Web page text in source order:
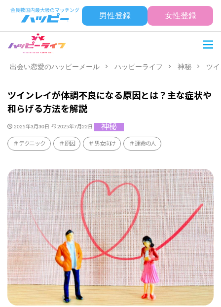
男性登録 女性登録
出会い恋愛のハッピーメール ハッピーライフ 神秘 ツ
ツインレイが体調不良になる原因とは？主な症状や
和らげる方法を解説
2025年3月30日 2025年7月22日 神秘
テクニック 原因 男女向け 運命の人